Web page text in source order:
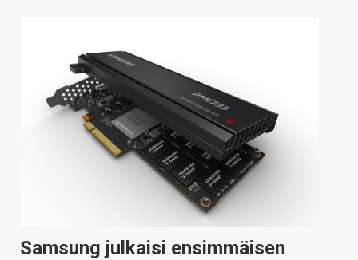
Samsung julkaisi ensimmäisen